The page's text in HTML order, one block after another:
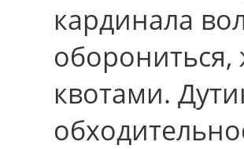
кардинала
квотами.